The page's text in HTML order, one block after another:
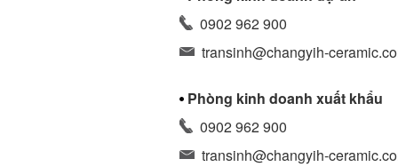
0902 962 900
transinh@changyih-
Phòng kinh doanh xuất khẩu
0902 962 900
transinh@changyih-